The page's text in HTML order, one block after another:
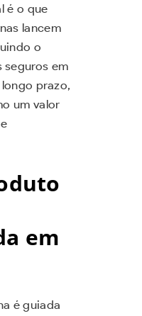
é o que
lancem
o
seguros em
prazo,
um valor
em
é guiada